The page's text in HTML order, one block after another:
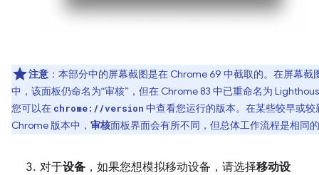
注意 ：本部分中的屏幕截图是在 Chrome 69 中截取的。在屏幕截
中，该面板仍命名为“审核”，但在 Chrome 83 中已重命名为
您可以在 chrome://version 中查看您运行的版本。 在某些较早或较
Chrome 版本中， 审核面板界面会有所不同，但总体工作流程是相同
对于设备 ，如果您想模拟移动设备，请选择移动设